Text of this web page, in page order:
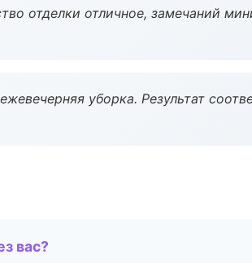
отделки отличное, замечаний
уборка. Результат
вас?